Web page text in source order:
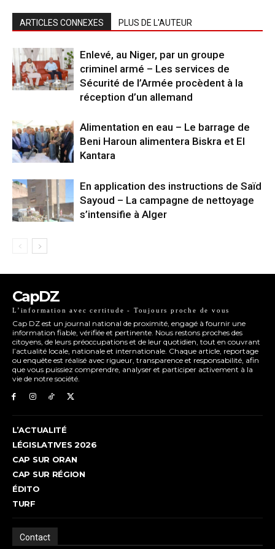
ARTICLES CONNEXES PLUS DE L'AUTEUR
Enlevé, au Niger, par un groupe
criminel armé – Les services de
Sécurité de l’Armée procèdent à la
réception d’un allemand
Alimentation en eau – Le barrage de
Beni Haroun alimentera Biskra et El
Kantara
En application des instructions de Saïd
Sayoud – La campagne de nettoyage
s’intensifie à Alger
CapDZ
L’information avec certitude - Toujours proche de vous
Cap DZ est un journal national de proximité, engagé à fournir une
information fiable, vérifiée et pertinente. Nous restons proches des
citoyens, de leurs préoccupations et de leur quotidien, tout en couvrant
l’actualité locale, nationale et internationale. Chaque article, reportage
ou enquête est réalisé avec rigueur, transparence et responsabilité, afin
que vous puissiez comprendre, analyser et participer activement à la
vie de notre société.
L’ACTUALITÉ
LÉGISLATIVES 2026
CAP SUR ORAN
CAP SUR RÉGION
ÉDITO
TURF
Contact